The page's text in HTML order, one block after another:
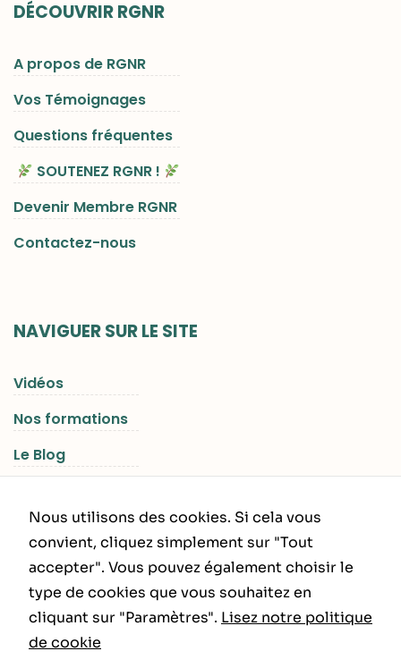
DÉCOUVRIR RGNR
A propos de RGNR
Vos Témoignages
Questions fréquentes
SOUTENEZ RGNR !
Devenir Membre RGNR
Contactez-nous
NAVIGUER SUR LE SITE
Vidéos
Nos formations
Le Blog
INFORMATIONS LÉGALES
Politique de Confidentialité
Nous utilisons des cookies. Si cela vous
convient, cliquez simplement sur "Tout
accepter". Vous pouvez également choisir le
type de cookies que vous souhaitez en
cliquant sur "Paramètres". Lisez notre politique
de cookie